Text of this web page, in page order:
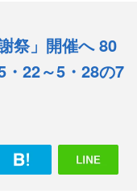
e
祭」開催へ 80
22～5・28の7